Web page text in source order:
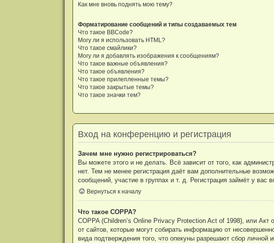
Как мне вновь поднять мою тему?
Форматирование сообщений и типы создаваемых тем
Что такое BBCode?
Могу ли я использовать HTML?
Что такое смайлики?
Могу ли я добавлять изображения к сообщениям?
Что такое важные объявления?
Что такое объявления?
Что такое прилепленные темы?
Что такое закрытые темы?
Что такое значки тем?
Вход на конференцию и регистрация
Зачем мне нужно регистрироваться?
Вы можете этого и не делать. Всё зависит от того, как
нет. Тем не менее регистрация даёт вам дополнительные
сообщений, участие в группах и т. д. Регистрация займёт у вас
Вернуться к началу
Что такое COPPA?
COPPA (Children’s Online Privacy Protection Act of 1998), или
от сайтов, которые могут собирать информацию от
вида подтверждения того, что опекуны разрешают сбор